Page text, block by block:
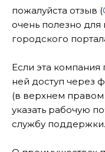
пожалуйста отзыв (
очень полезно
городского
Если эта
ней доступ через
(в верхнем правом
указать рабочую
службу поддержки.